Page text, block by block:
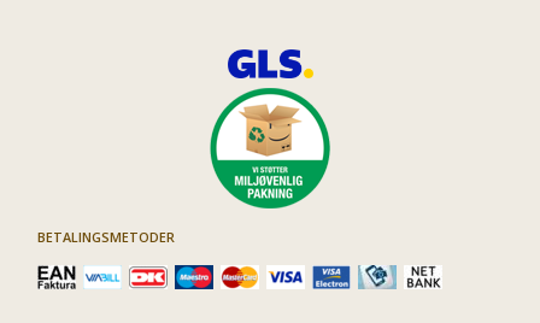
BETALINGSMETODER